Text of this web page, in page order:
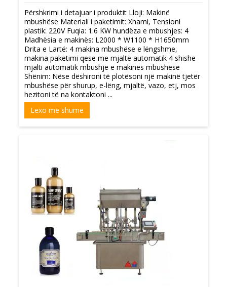
Përshkrimi i detajuar i produktit Lloji: Makinë
mbushëse Materiali i paketimit: Xhami, Tensioni
plastik: 220V Fuqia: 1.6 KW hundëza e mbushjes: 4
Madhësia e makinës: L2000 * W1100 * H1650mm
Drita e Lartë: 4 makina mbushëse e lëngshme,
makina paketimi qese me mjaltë automatik 4 shishe
mjalti automatik mbushje e makinës mbushëse
Shënim: Nëse dëshironi të plotësoni një makinë tjetër
mbushëse për shurup, e-lëng, mjaltë, vazo, etj, mos
hezitoni të na kontaktoni ...
Lexo më shumë